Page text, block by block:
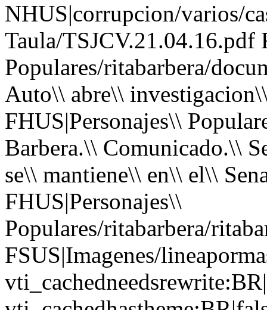
NHUS|corrupcion/varios/
Taula/TSJCV.21.04.16.pdf
Populares/ritabarbera/
Auto\\ abre\\
FHUS|Personajes\\
Barbera.\\ Comunicado.\\
se\\ mantiene\\ en\\ el\\
FHUS|Personajes\\
Populares/ritabarbera/
FSUS|Imagenes/